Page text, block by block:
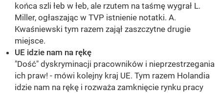
końca szli łeb w łeb, ale rzutem na taśmę wygrał L.
Miller, ogłaszając w TVP istnienie notatki. A.
Kwaśniewski tym razem zajął zaszczytne drugie
miejsce.
UE idzie nam na rękę
"Dość" dyskryminacji pracowników i nieprzestrzegania
ich praw! - mówi kolejny kraj UE. Tym razem Holandia
idzie nam na rękę i rozważa zamknięcie rynku pracy